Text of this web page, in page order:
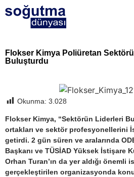
Flokser Kimya Poliüretan
Buluşturdu
Okunma: 3.028
Flokser Kimya, “Sektörün Liderleri
ortakları ve sektör profesyonellerini
getirdi. 2 gün süren ve aralarında
Başkanı ve TÜSİAD Yüksek İstişare
Orhan Turan’ın da yer aldığı önemli
gerçekleştirilen organizasyonda